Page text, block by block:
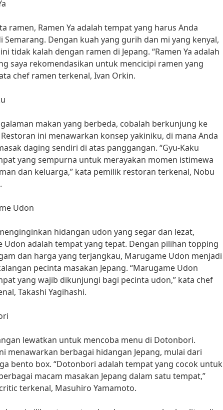
ramen, Ramen Ya adalah tempat yang harus Anda
Semarang. Dengan kuah yang gurih dan mi yang kenyal,
tidak kalah dengan ramen di Jepang. “Ramen Ya adalah
saya rekomendasikan untuk mencicipi ramen yang
chef ramen terkenal, Ivan Orkin.
makan yang berbeda, cobalah berkunjung ke
Restoran ini menawarkan konsep yakiniku, di mana Anda
daging sendiri di atas panggangan. “Gyu-Kaku
yang sempurna untuk merayakan momen istimewa
dan keluarga,” kata pemilik restoran terkenal, Nobu
Udon
hidangan udon yang segar dan lezat,
Udon adalah tempat yang tepat. Dengan pilihan topping
dan harga yang terjangkau, Marugame Udon menjadi
pecinta masakan Jepang. “Marugame Udon
yang wajib dikunjungi bagi pecinta udon,” kata chef
Takashi Yagihashi.
lewatkan untuk mencoba menu di Dotonbori.
menawarkan berbagai hidangan Jepang, mulai dari
bento box. “Dotonbori adalah tempat yang cocok untuk
macam masakan Jepang dalam satu tempat,”
terkenal, Masuhiro Yamamoto.